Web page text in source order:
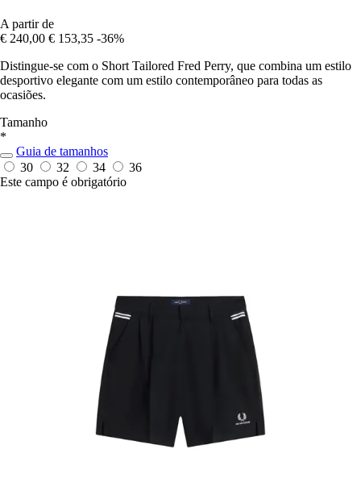
A partir de
€ 240,00 € 153,35 -36%
Distingue-se com o Short Tailored Fred Perry, que combina um estilo
desportivo elegante com um estilo contemporâneo para todas as
ocasiões.
Tamanho
*
Guia de tamanhos
30
32 34
36
Este campo é obrigatório